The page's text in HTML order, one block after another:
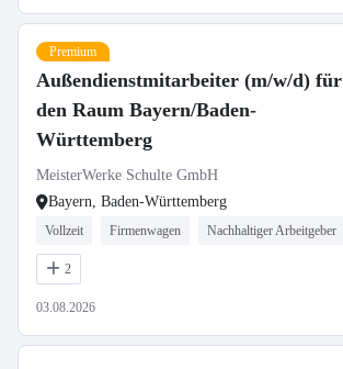
Premium
Außendienstmitarbeiter (m/w/d) für
den Raum Bayern/Baden-
Württemberg
MeisterWerke Schulte GmbH
Bayern, Baden-Württemberg
Vollzeit Firmenwagen Nachhaltiger Arbeitgeber
2
03.08.2026